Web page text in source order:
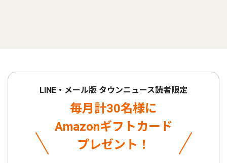
LINE・メール版 タウンニュース読者限定
毎月計30名様に
Amazonギフトカード
プレゼント！